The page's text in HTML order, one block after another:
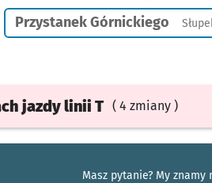
Przystanek Górnickiego
jazdylinii T ( 4 zmiany )
Masz pytanie? My znamy